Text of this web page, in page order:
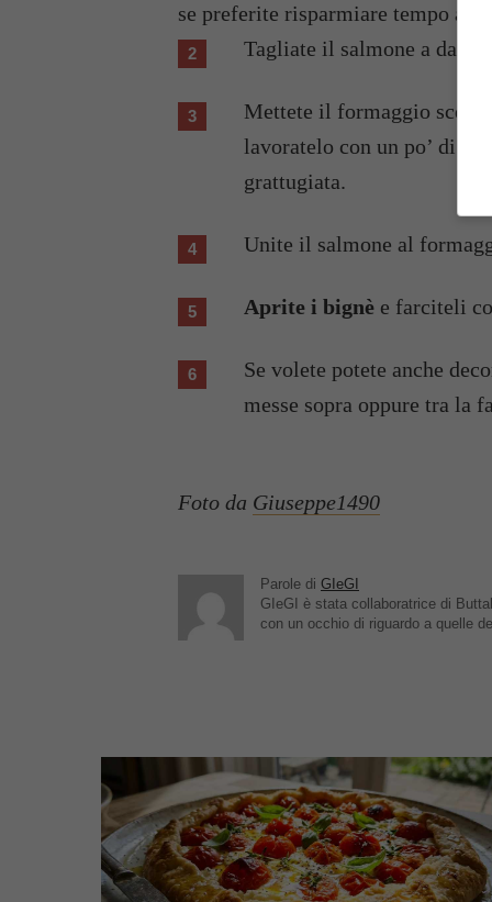
se preferite risparmiare tempo
Tagliate il salmone a
Mettete il formaggio scelto
lavoratelo con un po’ di
grattugiata.
Unite il salmone al
Aprite i bignè e farciteli
Se volete potete anche
messe sopra oppure tra la
Foto da Giuseppe1490
Parole di GIeGI
GIeGI è stata collaboratrice di
con un occhio di riguardo a quelle